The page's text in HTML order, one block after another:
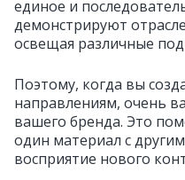
единое и
демонстрируют
освещая различные
Поэтому, когда вы
направлениям, очень
вашего бренда. Это
один материал с
восприятие нового